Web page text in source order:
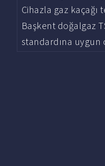
Cihazla gaz kaçağı
Başkent doğalgaz
standardına